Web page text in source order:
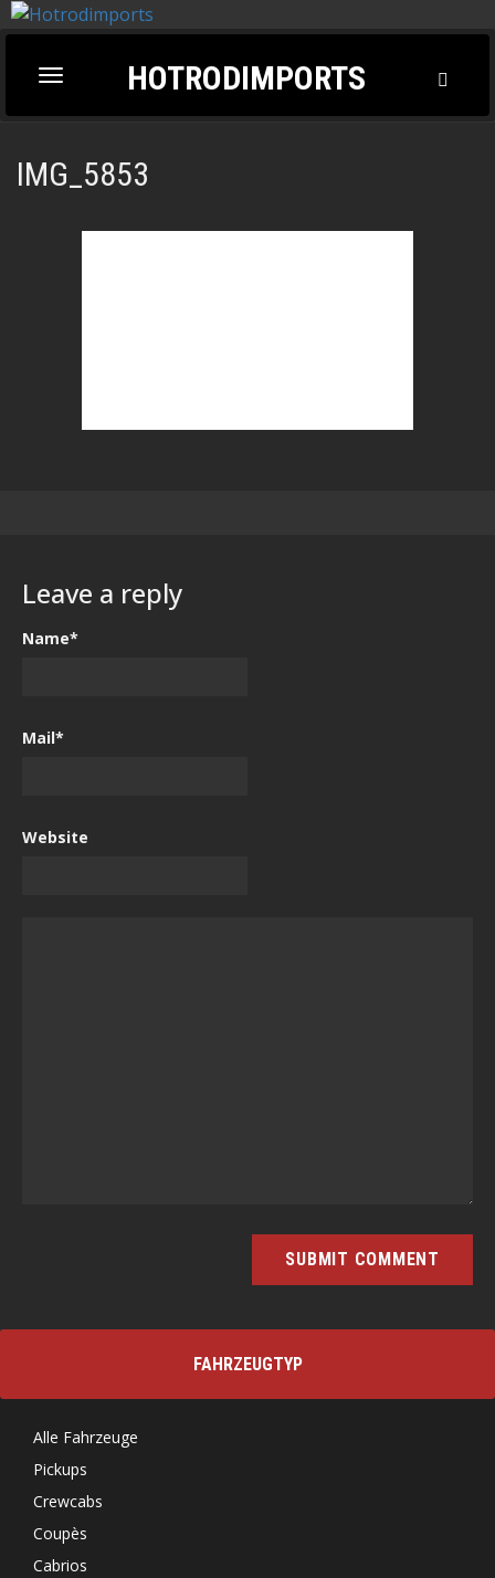
Toggle
navigation
HOTRODIMPORTS
IMG_5853
Leave a reply
Name*
Mail*
Website
FAHRZEUGTYP
Alle Fahrzeuge
Pickups
Crewcabs
Coupès
Cabrios